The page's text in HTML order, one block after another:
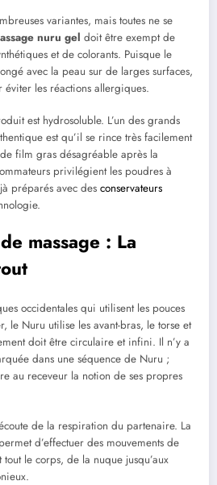
variantes, mais toutes ne se
nuru gel doit être exempt de
et de colorants. Puisque le
avec la peau sur de larges surfaces,
éviter les réactions allergiques.
est hydrosoluble. L’un des grands
est qu’il se rince très facilement
film gras désagréable après la
privilégient les poudres à
préparés avec des conservateurs
massage : La
occidentales qui utilisent les pouces
le Nuru utilise les avant-bras, le torse et
doit être circulaire et infini. Il n’y a
dans une séquence de Nuru ;
au receveur la notion de ses propres
de la respiration du partenaire. La
d’effectuer des mouvements de
le corps, de la nuque jusqu’aux